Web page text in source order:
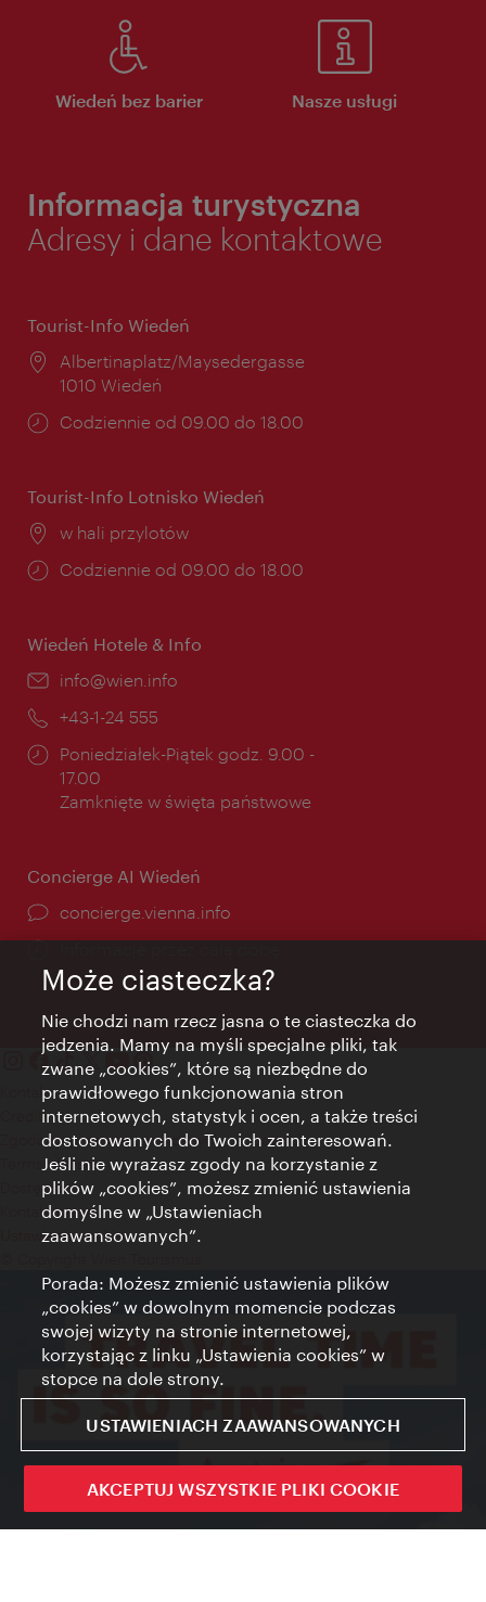
Wiedeń bez barier Nasze usługi
Informacja turystyczna
Adresy i dane kontaktowe
Tourist-Info Wiedeń
Miejsce:
Albertinaplatz/Maysedergasse
1010 Wiedeń
Godziny
Codziennie od 09.00 do 18.00
Tourist-Info Lotnisko Wiedeń
Miejsce:
w hali przylotów
Godziny
Codziennie od 09.00 do 18.00
Wiedeń Hotele & Info
E-
info@wien.info
Telefon:
+43-1-24 555
Godziny
otwarcia:
Poniedziałek-Piątek godz. 9.00 -
17.00
Zamknięte w święta państwowe
Concierge AI Wiedeń
concierge.vienna.info
Kontakt
Credits
Zgoda na przetwarzanie danych osobowych
Terms of Use
Dostępność
Kontakt prasowy
Ustawienia cookies
Może ciasteczka?
Nie chodzi nam rzecz jasna o te ciasteczka do
jedzenia. Mamy na myśli specjalne pliki, tak
zwane „cookies”, które są niezbędne do
prawidłowego funkcjonowania stron
internetowych, statystyk i ocen, a także treści
dostosowanych do Twoich zainteresowań.
Jeśli nie wyrażasz zgody na korzystanie z
plików „cookies”, możesz zmienić ustawienia
domyślne w „Ustawieniach
zaawansowanych”.
Porada: Możesz zmienić ustawienia plików
„cookies” w dowolnym momencie podczas
swojej wizyty na stronie internetowej,
korzystając z linku „Ustawienia cookies” w
stopce na dole strony.
USTAWIENIACH ZAAWANSOWANYCH
AKCEPTUJ WSZYSTKIE PLIKI COOKIE